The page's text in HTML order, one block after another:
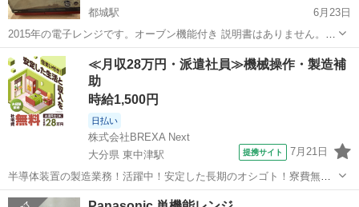
都城駅
6月23日
2015年の電子レンジです。オーブン機能付き 説明書はありません。オ
ーブン、レンジともに問題なく使えますが、子供が中でプラスチック
を焦げさせてからは、中から異臭がします。拭き掃除はしましたが落
ちないので、欲しい方がいたらゆ...
宮崎 都城市 都城駅 キッチン家電
≪月収28万円・派遣社員≫機械操作・製造補
助
時給1,500円
日払い
株式会社BREXA Next
大分県 東中津駅
提携サイト 7月21日
半導体装置の製造業務！活躍中！安定した長期のオシゴト！寮費無料
★赴任旅費会社負担◎20代～40代の男性活躍中★未経験活躍中！高時
大分 中津市 その他